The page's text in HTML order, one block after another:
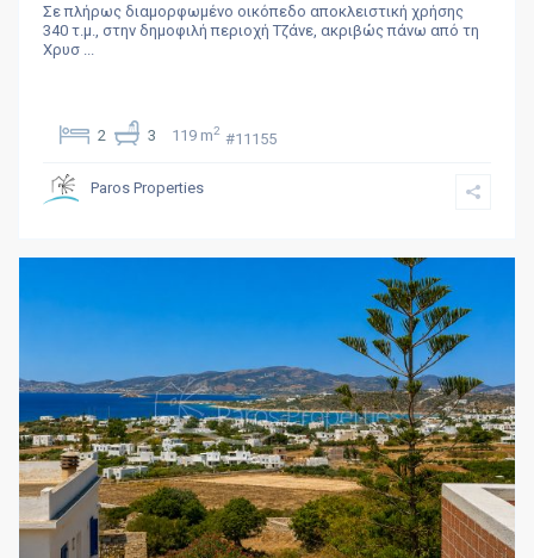
Σε πλήρως διαμορφωμένο οικόπεδο αποκλειστική χρήσης
340 τ.μ., στην δημοφιλή περιοχή Τζάνε, ακριβώς πάνω από τη
Χρυσ
2 3 119 m2 #11155
Paros Properties